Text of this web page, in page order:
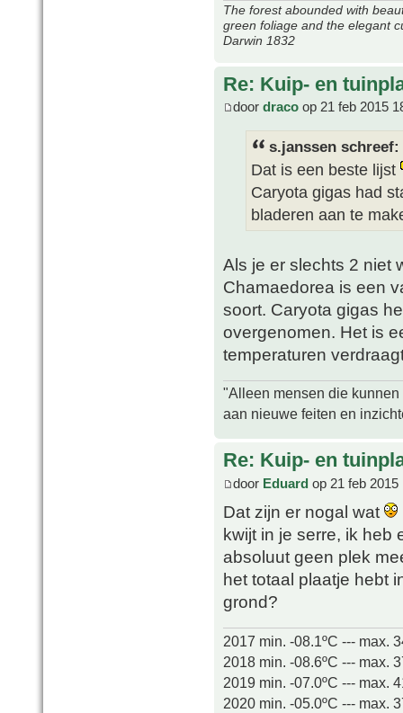
The forest abounded with
green foliage and the elegant
Darwin 1832
Re: Kuip- en
door draco op 21 feb 2015
s.janssen schreef:
Dat is een beste lijst
Caryota gigas had
bladeren aan te
Als je er slechts 2 niet
Chamaedorea is een
soort. Caryota gigas
overgenomen. Het is
temperaturen
"Alleen mensen die
aan nieuwe feiten en
Re: Kuip- en
door Eduard op 21 feb 2015
Dat zijn er nogal wat
kwijt in je serre, ik heb
absoluut geen plek
het totaal plaatje hebt
grond?
2017 min. -08.1ºC --- max.
2018 min. -08.6ºC --- max.
2019 min. -07.0ºC --- max.
2020 min. -05.0ºC --- max.